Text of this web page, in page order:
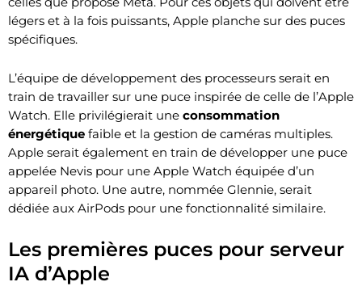
légers et à la fois puissants, Apple planche sur des puces
spécifiques.
L’équipe de développement des processeurs serait en
train de travailler sur une puce inspirée de celle de l’Apple
Watch. Elle privilégierait une consommation
énergétique faible et la gestion de caméras multiples.
Apple serait également en train de développer une puce
appelée Nevis pour une Apple Watch équipée d’un
appareil photo. Une autre, nommée Glennie, serait
dédiée aux AirPods pour une fonctionnalité similaire.
Les premières puces pour serveur
IA d’Apple